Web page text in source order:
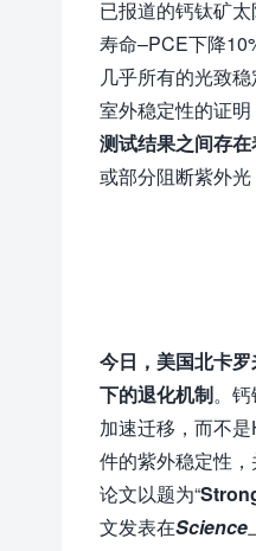
已报道的钙钛矿
寿命–PCE下降
几乎所有的光致
室外稳定性的证
测试结果之间存
或部分阻断紫外
今日，美国北卡
下的退化机制。
加速迁移，而不
件的紫外稳定性
论文以题为“
文发表在Science